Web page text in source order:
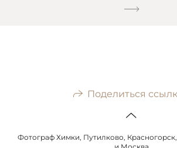
Поделиться
Фотограф Химки, Путилково,